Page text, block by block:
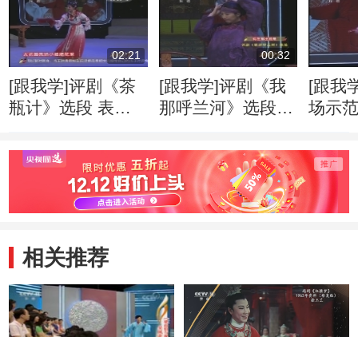
02:21
[跟我学]评剧《茶
瓶计》选段 表
20130707
00:32
[跟我学]评剧《我
那呼兰河》选段
20130707
[跟我
场示
相关推荐